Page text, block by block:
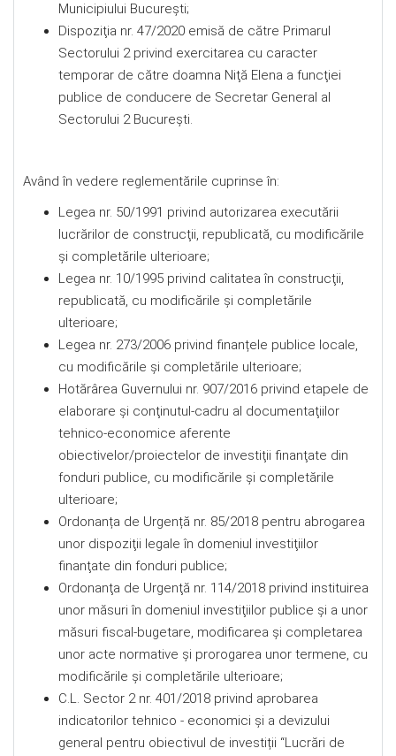
Municipiului Bucureşti;
Dispoziţia nr. 47/2020 emisă de către Primarul
Sectorului 2 privind exercitarea cu caracter
temporar de către doamna Niţă Elena a funcţiei
publice de conducere de Secretar General al
Sectorului 2 Bucureşti.
Având în vedere reglementările cuprinse în:
Legea nr. 50/1991 privind autorizarea executării
lucrărilor de construcţii, republicată, cu modificările
şi completările ulterioare;
Legea nr. 10/1995 privind calitatea în construcţii,
republicată, cu modificările şi completările
ulterioare;
Legea nr. 273/2006 privind finanțele publice locale,
cu modificările şi completările ulterioare;
Hotărârea Guvernului nr. 907/2016 privind etapele de
elaborare şi conţinutul-cadru al documentaţiilor
tehnico-economice aferente
obiectivelor/proiectelor de investiţii finanţate din
fonduri publice, cu modificările și completările
ulterioare;
Ordonanța de Urgență nr. 85/2018 pentru abrogarea
unor dispoziţii legale în domeniul investiţiilor
finanţate din fonduri publice;
Ordonanţa de Urgenţă nr. 114/2018 privind instituirea
unor măsuri în domeniul investiţiilor publice şi a unor
măsuri fiscal-bugetare, modificarea şi completarea
unor acte normative şi prorogarea unor termene, cu
modificările și completările ulterioare;
C.L. Sector 2 nr. 401/2018 privind aprobarea
indicatorilor tehnico - economici și a devizului
general pentru obiectivul de investiții “Lucrări de